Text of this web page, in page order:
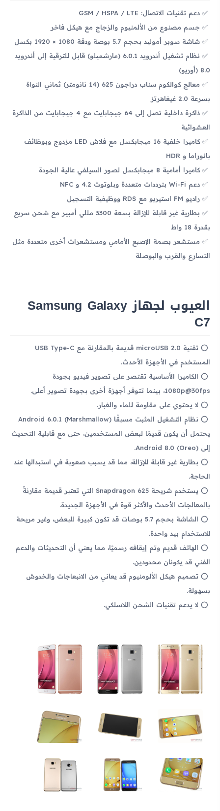
دعم تقنيات الاتصال: GSM / HSPA / LTE
جسم مصنوع من الألمنيوم والزجاج مع هيكل فاخر
شاشة سوبر أموليد بحجم 5.7 بوصة ودقة 1080 × 1920 بكسل
نظام تشغيل أندرويد 6.0.1 (مارشميلو) قابل للترقية إلى أندرويد
8.0 (أوريو)
معالج كوالكوم سناب دراجون 625 (14 نانومتر) ثماني النواة
بسرعة 2.0 غيغاهرتز
ذاكرة داخلية تصل إلى 64 جيجابايت مع 4 جيجابايت من الذاكرة
العشوائية
كاميرا خلفية 16 ميجابكسل مع فلاش LED مزدوج وبوظائف
بانوراما و HDR
كاميرا أمامية 8 ميجابكسل لصور السيلفي عالية الجودة
دعم Wi-Fi بترددات متعددة وبلوتوث 4.2 و NFC
راديو FM استيريو مع RDS ووظيفية التسجيل
بطارية غير قابلة للإزالة بسعة 3300 مللي أمبير مع شحن سريع
بقدرة 18 واط
مستشعر بصمة الإصبع الأمامي ومستشعرات أخرى متعددة مثل
التسارع والقرب والبوصلة
العيوب لجهاز Samsung Galaxy
C7
تقنية microUSB 2.0 قديمة بالمقارنة مع USB Type-C
المستخدم في الأجهزة الأحدث.
الكاميرا الأساسية تقتصر على تصوير فيديو بجودة
1080p@30fps، بينما تتوفر أجهزة أخرى بجودة تصوير أعلى.
لا يحتوي على مقاومة للماء والغبار.
نظام التشغيل المثبت مسبقًا Android 6.0.1 (Marshmallow)
يحتمل أن يكون قديمًا لبعض المستخدمين، حتى مع قابلية التحديث
إلى Android 8.0 (Oreo).
بطارية غير قابلة للإزالة، مما قد يسبب صعوبة في استبدالها عند
الحاجة.
يستخدم شريحة Snapdragon 625 التي تعتبر قديمة مقارنةً
بالمعالجات الأحدث والأكثر قوة في الأجهزة الجديدة.
الشاشة بحجم 5.7 بوصات قد تكون كبيرة للبعض، وغير مريحة
للاستخدام بيد واحدة.
الهاتف قديم وتم إيقافه رسميًا، مما يعني أن التحديثات والدعم
الفني قد يكونان محدودين.
تصميم هيكل الألومنيوم قد يعاني من الانبعاجات والخدوش
بسهولة.
لا يدعم تقنيات الشحن اللاسلكي.